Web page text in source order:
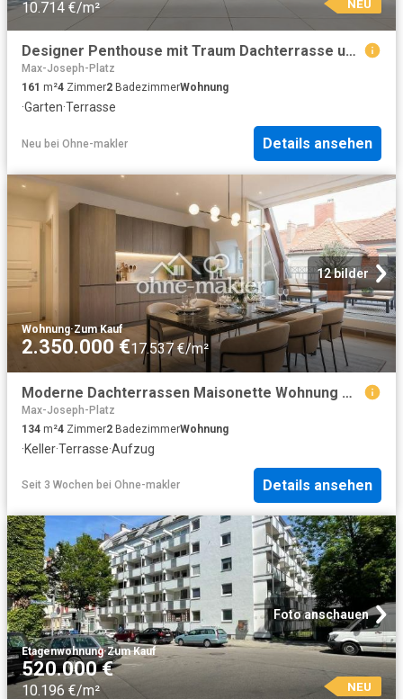
10.714 €/m² NEU
Designer Penthouse mit Traum Dachterrasse und Blick über Isarhochufer: PROVISIONSFREI
Max-Joseph-Platz
161 m²4 Zimmer2 BadezimmerWohnung
·Garten·Terrasse
Neu bei Ohne-makler Details ansehen
12 bilder
Wohnung·Zum Kauf
2.350.000 €17.537 €/m²
Moderne Dachterrassen Maisonette Wohnung mit denkmalgeschütztem Altbauflair
Max-Joseph-Platz
134 m²4 Zimmer2 BadezimmerWohnung
·Keller·Terrasse·Aufzug
Seit 3 Wochen bei Ohne-makler Details ansehen
Foto anschauen
Etagenwohnung·Zum Kauf
520.000 €
10.196 €/m² NEU